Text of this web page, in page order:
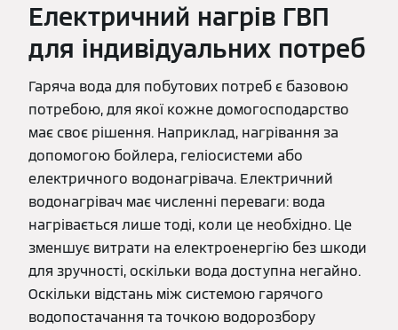
Електричний нагрів ГВП
для індивідуальних потреб
Гаряча вода для побутових потреб є базовою
потребою, для якої кожне домогосподарство
має своє рішення. Наприклад, нагрівання за
допомогою бойлера, геліосистеми або
електричного водонагрівача. Електричний
водонагрівач має численні переваги: вода
нагрівається лише тоді, коли це необхідно. Це
зменшує витрати на електроенергію без шкоди
для зручності, оскільки вода доступна негайно.
Оскільки відстань між системою гарячого
водопостачання та точкою водорозбору